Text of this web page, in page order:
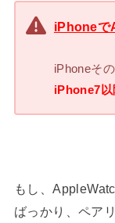
iPhoneで
iPhoneそ
iPhone7以
もし、
ばっかり、ペア